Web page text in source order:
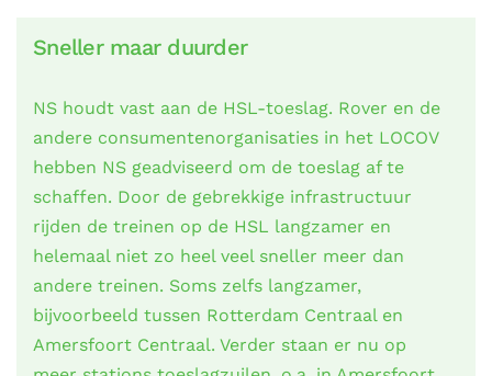
Sneller maar duurder
NS houdt vast aan de HSL-toeslag. Rover en de
andere consumentenorganisaties in het LOCOV
hebben NS geadviseerd om de toeslag af te
schaffen. Door de gebrekkige infrastructuur
rijden de treinen op de HSL langzamer en
helemaal niet zo heel veel sneller meer dan
andere treinen. Soms zelfs langzamer,
bijvoorbeeld tussen Rotterdam Centraal en
Amersfoort Centraal. Verder staan er nu op